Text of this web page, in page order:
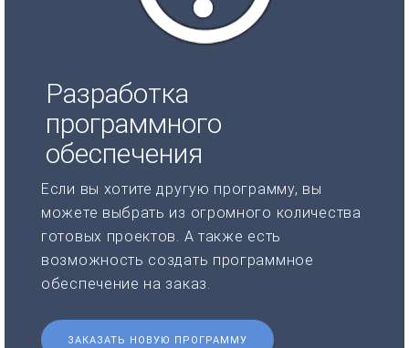
Разработка
программного
обеспечения
Если вы хотите другую программу, вы
можете выбрать из огромного количества
готовых проектов. А также есть
возможность создать программное
обеспечение на заказ.
ЗАКАЗАТЬ НОВУЮ ПРОГРАММУ